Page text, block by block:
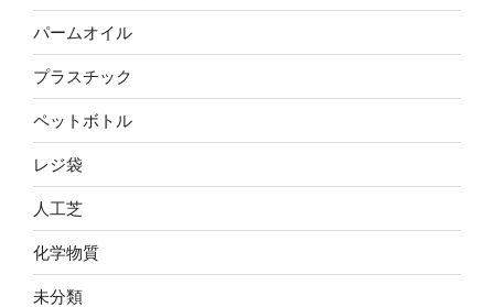
パームオイル
プラスチック
ペットボトル
レジ袋
人工芝
化学物質
未分類